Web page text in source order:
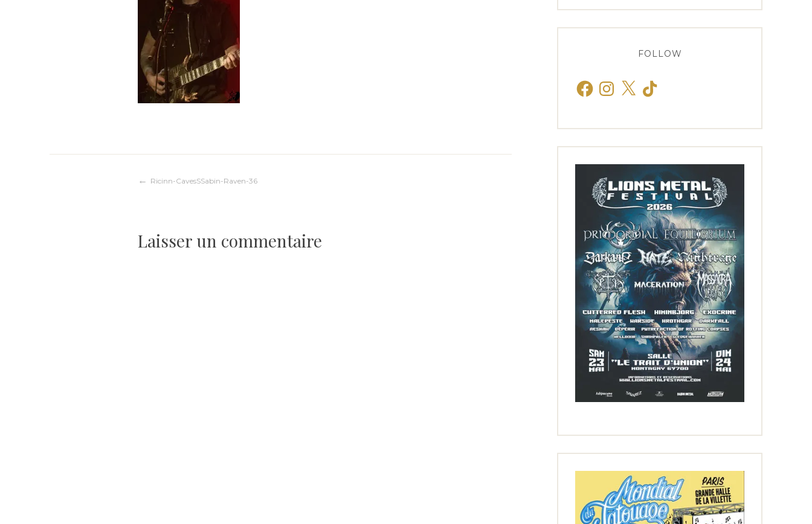
Navigation
l’article
Ricinn-CavesSSabin-Raven-36
Laisser un commentaire
FOLLOW
FacebookInstagram
X TikTok